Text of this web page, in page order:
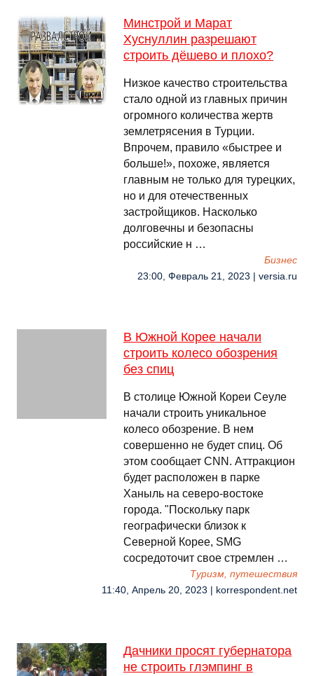
Минстрой и Марат
Хуснуллин разрешают
строить дёшево и плохо?
Низкое качество строительства
стало одной из главных причин
огромного количества жертв
землетрясения в Турции.
Впрочем, правило «быстрее и
больше!», похоже, является
главным не только для турецких,
но и для отечественных
застройщиков. Насколько
долговечны и безопасны
российские н …
Бизнес
23:00, Февраль 21, 2023 | versia.ru
В Южной Корее начали
строить колесо обозрения
без спиц
В столице Южной Кореи Сеуле
начали строить уникальное
колесо обозрение. В нем
совершенно не будет спиц. Об
этом сообщает CNN. Аттракцион
будет расположен в парке
Ханыль на северо-востоке
города. "Поскольку парк
географически близок к
Северной Корее, SMG
сосредоточит свое стремлен …
Туризм, путешествия
11:40, Апрель 20, 2023 | korrespondent.net
Дачники просят губернатора
не строить глэмпинг в